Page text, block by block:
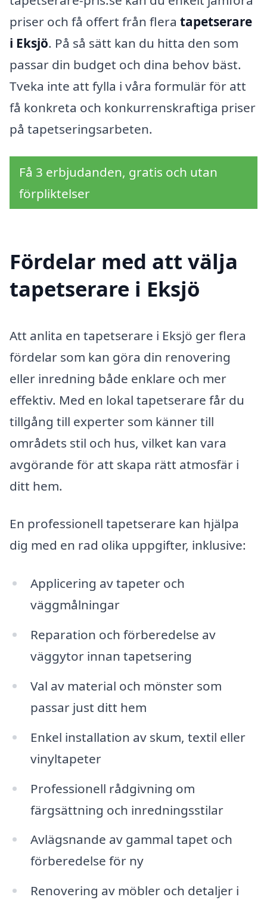
priser och få offert från flera tapetserare
i Eksjö. På så sätt kan du hitta den som
passar din budget och dina behov bäst.
Tveka inte att fylla i våra formulär för att
få konkreta och konkurrenskraftiga priser
på tapetseringsarbeten.
Få 3 erbjudanden, gratis och utan
förpliktelser
Fördelar med att välja
tapetserare i Eksjö
Att anlita en tapetserare i Eksjö ger flera
fördelar som kan göra din renovering
eller inredning både enklare och mer
effektiv. Med en lokal tapetserare får du
tillgång till experter som känner till
områdets stil och hus, vilket kan vara
avgörande för att skapa rätt atmosfär i
ditt hem.
En professionell tapetserare kan hjälpa
dig med en rad olika uppgifter, inklusive:
Applicering av tapeter och
väggmålningar
Reparation och förberedelse av
väggytor innan tapetsering
Val av material och mönster som
passar just ditt hem
Enkel installation av skum, textil eller
vinyltapeter
Professionell rådgivning om
färgsättning och inredningsstilar
Avlägsnande av gammal tapet och
förberedelse för ny
Renovering av möbler och detaljer i